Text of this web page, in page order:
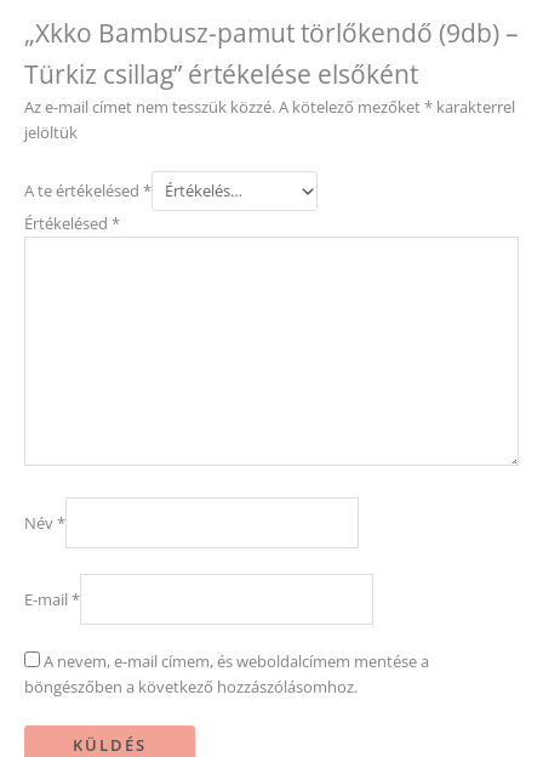
„Xkko Bambusz-pamut törlőkendő (9db) –
Türkiz csillag” értékelése elsőként
Az e-mail címet nem tesszük közzé.A kötelező mezőket* karakterrel
jelöltük
A te értékelésed *
Értékelésed *
Név*
E-mail *
A nevem, e-mail címem, és weboldalcímem mentése a
böngészőben a következő hozzászólásomhoz.